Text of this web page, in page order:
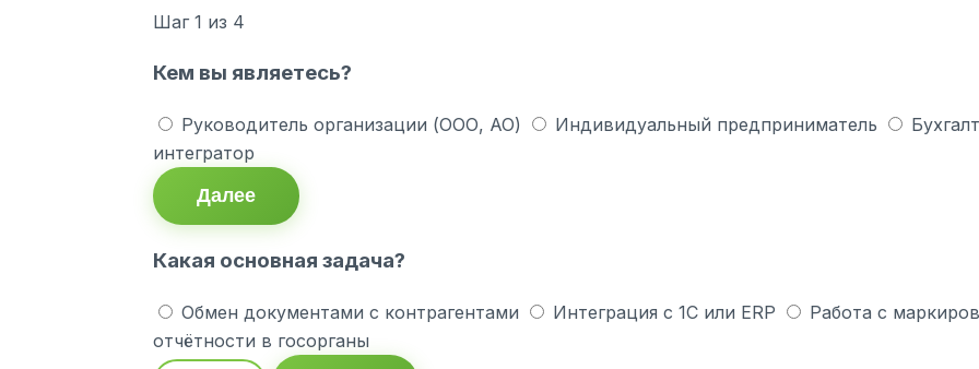
Шаг 1 из 4
Кем вы являетесь?
Руководитель организации (ООО, АО) Индивидуальный предприниматель
интегратор
Далее
Какая основная задача?
Обмен документами с контрагентами Интеграция с 1С или ERP Работа с
отчётности в госорганы